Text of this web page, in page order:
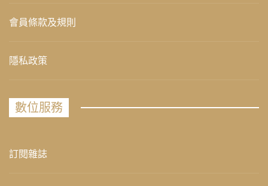
會員條款及規則
隱私政策
數位服務
訂閱雜誌